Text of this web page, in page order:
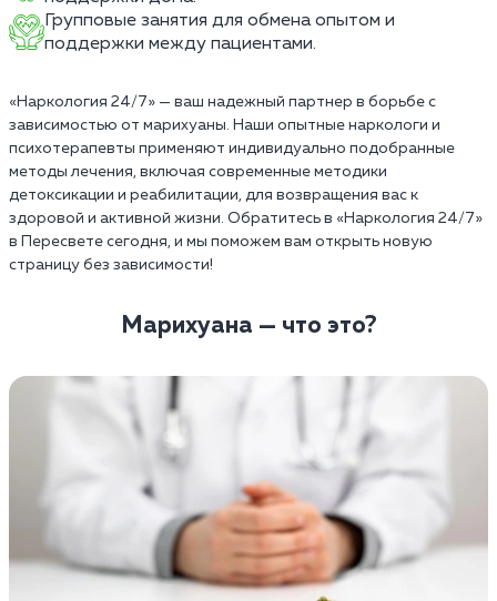
Групповые занятия для обмена опытом и
поддержки между пациентами.
«Наркология 24/7» — ваш надежный партнер в борьбе с
зависимостью от марихуаны. Наши опытные наркологи и
психотерапевты применяют индивидуально подобранные
методы лечения, включая современные методики
детоксикации и реабилитации, для возвращения вас к
здоровой и активной жизни. Обратитесь в «Наркология 24/7»
в Пересвете сегодня, и мы поможем вам открыть новую
страницу без зависимости!
Марихуана — что это?